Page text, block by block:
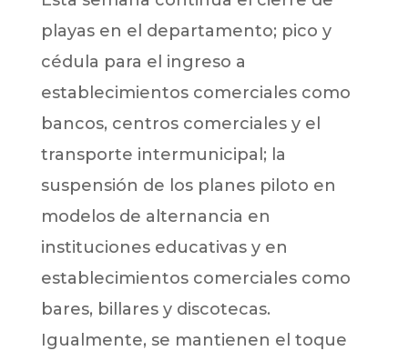
playas en el departamento; pico y
cédula para el ingreso a
establecimientos comerciales como
bancos, centros comerciales y el
transporte intermunicipal; la
suspensión de los planes piloto en
modelos de alternancia en
instituciones educativas y en
establecimientos comerciales como
bares, billares y discotecas.
Igualmente, se mantienen el toque